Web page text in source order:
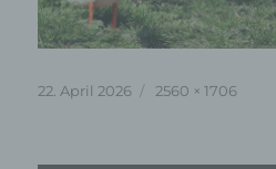
Veröffentlicht
22. April 2026 Originalgröße
2560 × 1706